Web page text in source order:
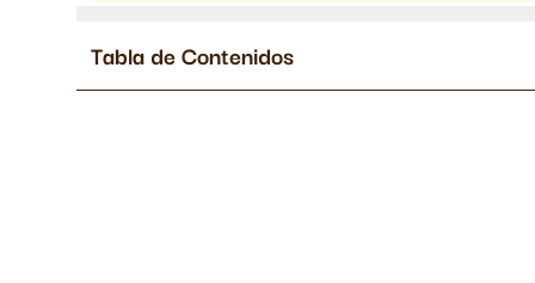
Tabla de Contenidos